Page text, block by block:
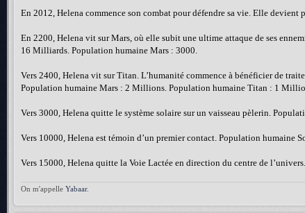
En 2012, Helena commence son combat pour défendre sa vie. Elle
En 2200, Helena vit sur Mars, où elle subit une ultime attaque de ses
16 Milliards. Population humaine Mars : 3000.
Vers 2400, Helena vit sur Titan. L’humanité commence à bénéficier de
Population humaine Mars : 2 Millions. Population humaine Titan : 1
Vers 3000, Helena quitte le système solaire sur un vaisseau pèlerin.
Vers 10000, Helena est témoin d’un premier contact. Population
Vers 15000, Helena quitte la Voie Lactée en direction du centre de
On m'appelle Yabaar.